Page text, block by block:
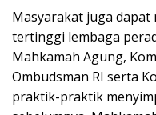
Masyarakat juga
tertinggi lembaga
Mahkamah Agung,
Ombudsman RI serta
praktik-praktik